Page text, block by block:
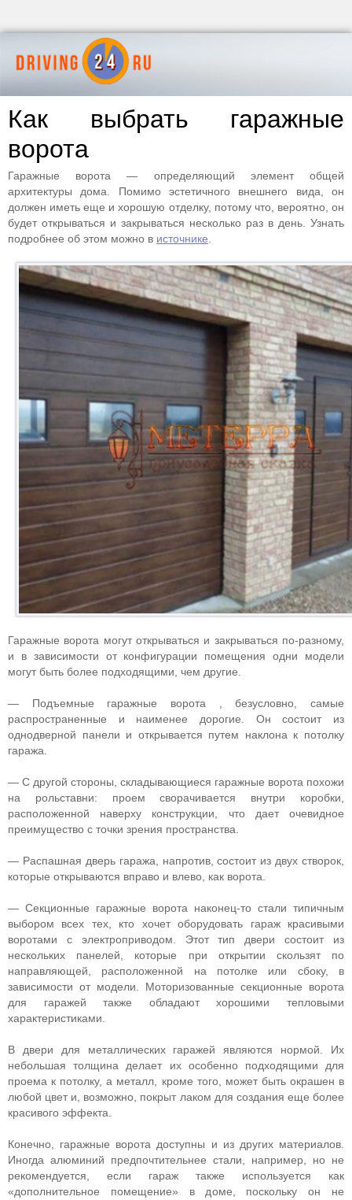
Как выбрать гаражные
ворота
Гаражные ворота — определяющий элемент общей
архитектуры дома. Помимо эстетичного внешнего вида, он
должен иметь еще и хорошую отделку, потому что, вероятно, он
будет открываться и закрываться несколько раз в день. Узнать
подробнее об этом можно в источнике
Гаражные ворота могут открываться и закрываться по-разному,
и в зависимости от конфигурации помещения одни модели
могут быть более подходящими, чем другие.
— Подъемные гаражные ворота , безусловно, самые
распространенные и наименее дорогие. Он состоит из
однодверной панели и открывается путем наклона к потолку
гаража.
— С другой стороны, складывающиеся гаражные ворота похожи
на рольставни: проем сворачивается внутри коробки,
расположенной наверху конструкции, что дает очевидное
преимущество с точки зрения пространства.
— Распашная дверь гаража, напротив, состоит из двух створок,
которые открываются вправо и влево, как ворота.
— Секционные гаражные ворота наконец-то стали типичным
выбором всех тех, кто хочет оборудовать гараж красивыми
воротами с электроприводом. Этот тип двери состоит из
нескольких панелей, которые при открытии скользят по
направляющей, расположенной на потолке или сбоку, в
зависимости от модели. Моторизованные секционные ворота
для гаражей также обладают хорошими тепловыми
характеристиками.
В двери для металлических гаражей являются нормой. Их
небольшая толщина делает их особенно подходящими для
проема к потолку, а металл, кроме того, может быть окрашен в
любой цвет и, возможно, покрыт лаком для создания еще более
красивого эффекта.
Конечно, гаражные ворота доступны и из других материалов.
Иногда алюминий предпочтительнее стали, например, но не
рекомендуется, если гараж также используется как
«дополнительное помещение» в доме, поскольку он не